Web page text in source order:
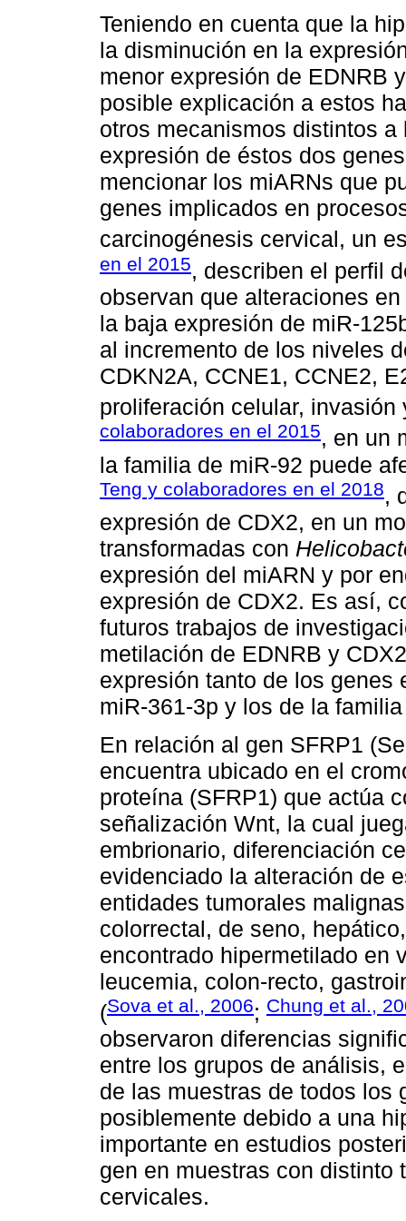
Teniendo en cuenta que la
la disminución en la
menor expresión de EDNRB
posible explicación a estos
otros mecanismos distintos
expresión de éstos dos
mencionar los miARNs que
genes implicados en
carcinogénesis cervical, un
en el 2015, describen el perfil
observan que alteraciones
la baja expresión de miR-
al incremento de los niveles
CDKN2A, CCNE1, CCNE2,
proliferación celular,
colaboradores en el 2015, en un
la familia de miR-92 puede
Teng y colaboradores en el 2018,
expresión de CDX2, en un
transformadas con
expresión del miARN y por
expresión de CDX2. Es así,
futuros trabajos de
metilación de EDNRB y
expresión tanto de los genes
miR-361-3p y los de la
En relación al gen SFRP1
encuentra ubicado en el
proteína (SFRP1) que actúa
señalización Wnt, la cual
embrionario, diferenciación
evidenciado la alteración de
entidades tumorales
colorrectal, de seno,
encontrado hipermetilado en
leucemia, colon-recto,
(Sova et al., 2006; Chung et al.,
observaron diferencias
entre los grupos de análisis,
de las muestras de todos los
posiblemente debido a una
importante en estudios
gen en muestras con
cervicales.